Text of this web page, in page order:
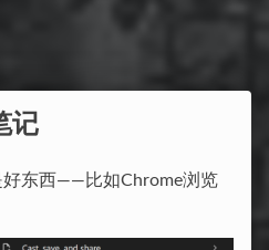
记
东西——比如Chrome浏览